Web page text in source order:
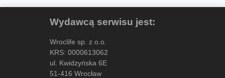
Wydawcą serwisu jest:
Wroclife sp. z o.o.
KRS: 0000613062
ul. Kwidzyńska 6E
51-416 Wrocław